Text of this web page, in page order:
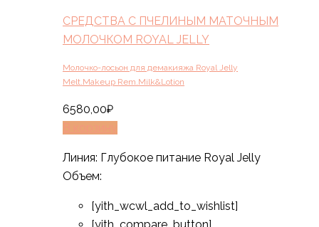
СРЕДСТВА С ПЧЕЛИНЫМ МАТОЧНЫМ
МОЛОЧКОМ ROYAL JELLY
Молочко-лосьон для демакияжа Royal Jelly
Melt.Makeup Rem.Milk&Lotion
6580,00₽
Линия: Глубокое питание Royal Jelly
Объем:
[yith_wcwl_add_to_wishlist]
[yith_compare_button]